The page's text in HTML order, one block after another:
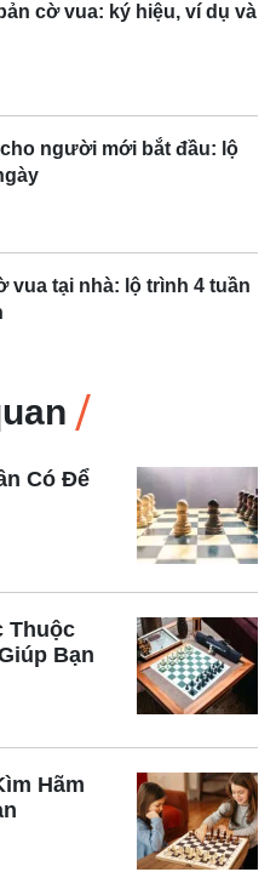
cờ vua: ký hiệu, ví dụ và
người mới bắt đầu: lộ
vua tại nhà: lộ trình 4 tuần
Có Để
Thuộc
Bạn
Hãm